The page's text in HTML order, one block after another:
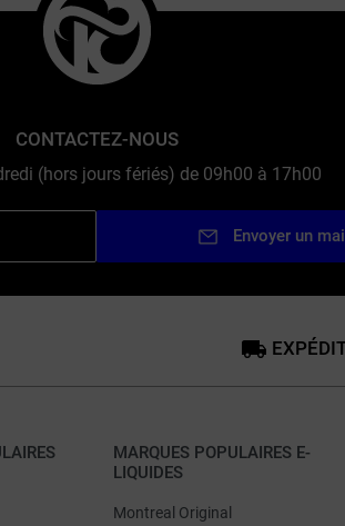
CONTACTEZ-NOUS
(hors jours fériés) de 09h00 à 17h00
Envoyer un
MARQUES POPULAIRES E-
LIQUIDES
Montreal Original